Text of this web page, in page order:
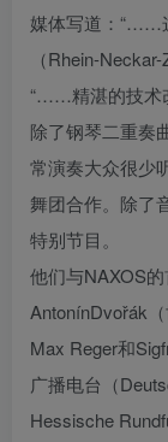
媒体写道：“……
（Rhein-
“……精湛的技术
除了钢琴二重奏
常演奏大众很少
舞团合作。除了
特别节目。
他们与NAXOS
AntonínDvořák
Max Reger和
广播电台（
Hessische